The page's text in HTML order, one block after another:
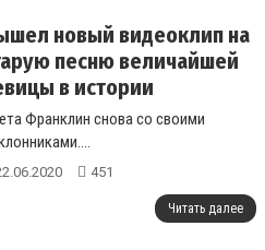
новый видеоклип на
песню величайшей
в истории
Франклин снова со своими
451
Читать далее